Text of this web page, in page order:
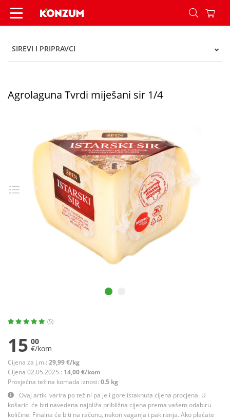
Agrolaguna Tvrdi miješani sir 1/4 - Konzum
SIREVI I PRIPRAVCI
Agrolaguna Tvrdi miješani sir 1/4
(5)
15 00
€/kom
Cijena za j.m.: 29,99 €/kg
Cijena 02.05.2025.: 14,00 €/kom
Prosječna težina komada iznosi: 0.5 kg
Ovaj artikl varira po težini pa je i gore istaknuta cijena procjena. U
košarici će biti navedena najbliža približna cijena prema vašem odabiru
količine. Finalna će biti na računu, nakon vaganja i pakiranja. Ako plaćate